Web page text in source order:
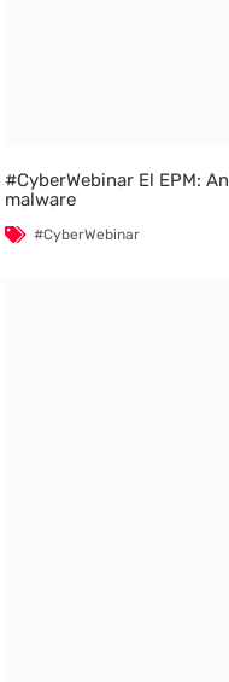
#CyberWebinar El EPM:
malware
#CyberWebinar